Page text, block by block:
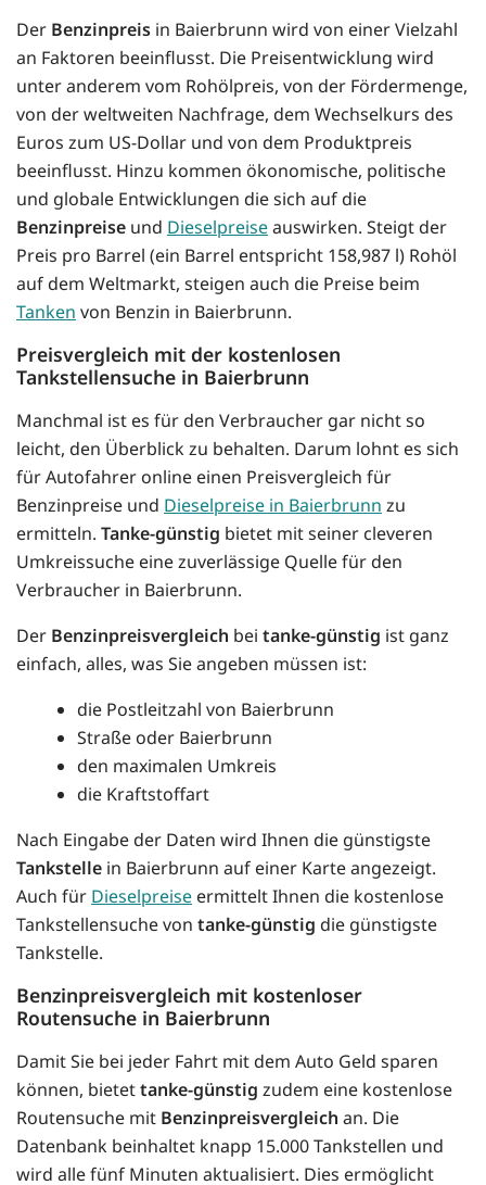
Der Benzinpreis in Baierbrunn wird von einer Vielzahl
an Faktoren beeinflusst. Die Preisentwicklung wird
unter anderem vom Rohölpreis, von der Fördermenge,
von der weltweiten Nachfrage, dem Wechselkurs des
Euros zum US-Dollar und von dem Produktpreis
beeinflusst. Hinzu kommen ökonomische, politische
und globale Entwicklungen die sich auf die
Benzinpreise und Dieselpreiseauswirken. Steigt der
Preis pro Barrel (ein Barrel entspricht 158,987 l) Rohöl
auf dem Weltmarkt, steigen auch die Preise beim
Tanken von Benzin in Baierbrunn.
Preisvergleich mit der kostenlosen
Tankstellensuche in Baierbrunn
Manchmal ist es für den Verbraucher gar nicht so
leicht, den Überblick zu behalten. Darum lohnt es sich
für Autofahrer online einen Preisvergleich für
Benzinpreise und Dieselpreise in Baierbrunn zu
ermitteln. Tanke-günstig bietet mit seiner cleveren
Umkreissuche eine zuverlässige Quelle für den
Verbraucher in Baierbrunn.
Der Benzinpreisvergleich bei tanke-günstig ist ganz
einfach, alles, was Sie angeben müssen ist:
die Postleitzahl von Baierbrunn
Straße oder Baierbrunn
den maximalen Umkreis
die Kraftstoffart
Nach Eingabe der Daten wird Ihnen die günstigste
Tankstelle in Baierbrunn auf einer Karte angezeigt.
Auch für Dieselpreise ermittelt Ihnen die kostenlose
Tankstellensuche von tanke-günstig die günstigste
Tankstelle.
Benzinpreisvergleich mit kostenloser
Routensuche in Baierbrunn
Damit Sie bei jeder Fahrt mit dem Auto Geld sparen
können, bietettanke-günstig zudem eine kostenlose
Routensuche mit Benzinpreisvergleich an. Die
Datenbank beinhaltet knapp 15.000 Tankstellen und
wird alle fünf Minuten aktualisiert. Dies ermöglicht